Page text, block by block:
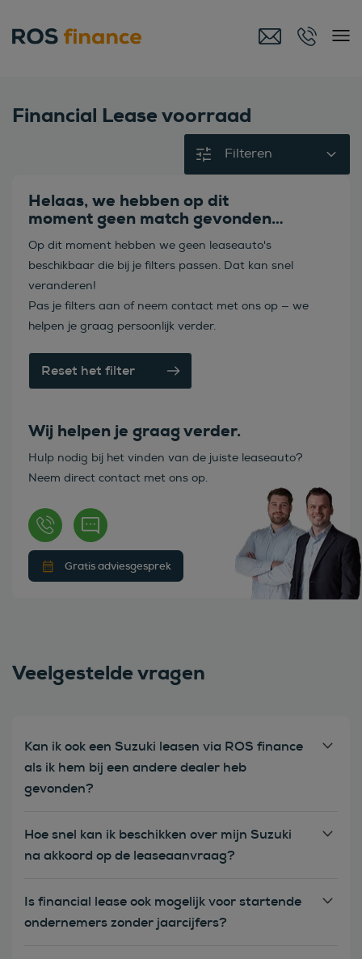
Financial Lease voorraad
Filteren
Helaas, we hebben op dit
moment geen match gevonden…
Op dit moment hebben we geen leaseauto's
beschikbaar die bij je filters passen. Dat kan snel
veranderen!
Pas je filters aan of neem contact met ons op — we
helpen je graag persoonlijk verder.
Reset het filter
Wij helpen je graag verder.
Hulp nodig bij het vinden van de juiste leaseauto?
Neem direct contact met ons op.
Gratis adviesgesprek
Veelgestelde vragen
Kan ik ook een Suzuki leasen via ROS finance
als ik hem bij een andere dealer heb
gevonden?
Hoe snel kan ik beschikken over mijn Suzuki
na akkoord op de leaseaanvraag?
Is financial lease ook mogelijk voor startende
ondernemers zonder jaarcijfers?